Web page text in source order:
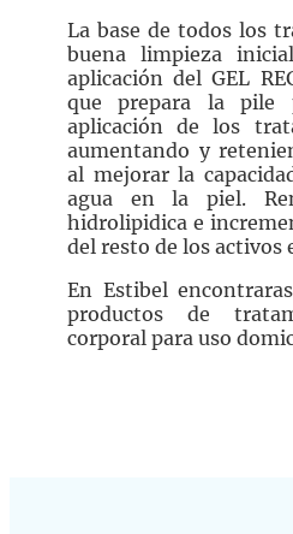
La base de todos los
buena limpieza
aplicación del GEL
que prepara la pile
aplicación de los
aumentando y
al mejorar la
agua en la piel.
hidrolipidica e
del resto de los activos
En Estibel
productos de
corporal para uso